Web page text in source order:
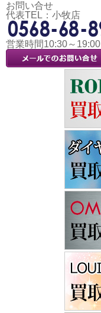
お問い合せ
代表TEL：小牧店
営業時間10:30～19:00